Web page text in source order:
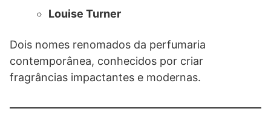
Louise Turner
Dois nomes renomados da perfumaria
contemporânea, conhecidos por criar
fragrâncias impactantes e modernas.